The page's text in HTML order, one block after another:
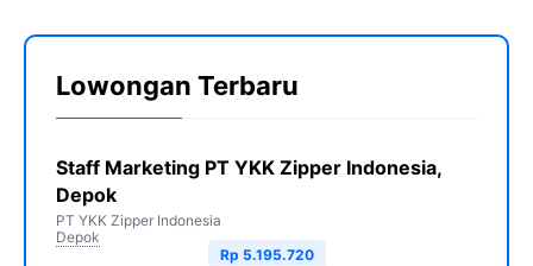
Lowongan Terbaru
Staff Marketing PT YKK Zipper Indonesia,
Depok
PT YKK Zipper Indonesia
Depok
Rp 5.195.720